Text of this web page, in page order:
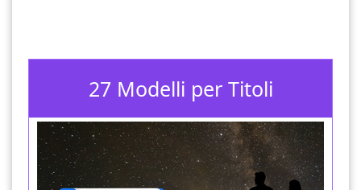
27 Modelli per Titoli